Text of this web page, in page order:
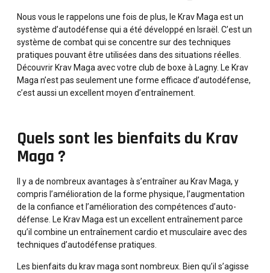
Nous vous le rappelons une fois de plus, le Krav Magaest un
système d’autodéfense qui a été développé en Israël. C’est un
système de combat qui se concentre sur des techniques
pratiques pouvant être utilisées dans des situations réelles.
Découvrir Krav Magaavec votre club de boxe à Lagny. Le Krav
Maga n’est pas seulement une forme efficace d’autodéfense,
c’est aussi un excellent moyen d’entraînement.
Quels sont les bienfaits du Krav
Maga ?
Il y a de nombreux avantages à s’entraîner au Krav Maga, y
compris l’amélioration de la forme physique, l’augmentation
de la confiance et l’amélioration des compétences d’auto-
défense. Le Krav Maga est un excellent entraînement parce
qu’il combine un entraînement cardio et musculaire avec des
techniques d’autodéfense pratiques.
Les bienfaits du krav maga sont nombreux. Bien qu’il s’agisse